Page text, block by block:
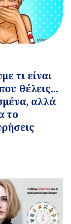
τι είναι
θέλεις...
αλλά
το